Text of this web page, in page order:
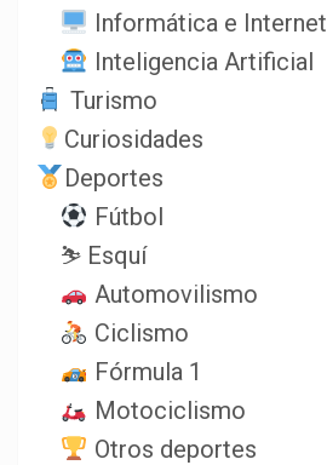
Informática e Internet
Inteligencia Artificial
Turismo
Curiosidades
Deportes
Fútbol
⛷️ Esquí
Automovilismo
Ciclismo
Fórmula 1
Motociclismo
Otros deportes